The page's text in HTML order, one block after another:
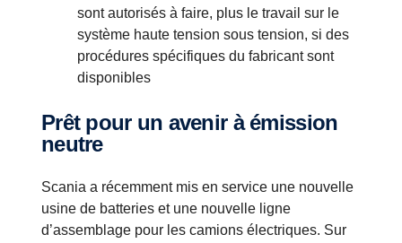
sont autorisés à faire, plus le travail sur le
système haute tension sous tension, si des
procédures spécifiques du fabricant sont
disponibles
Prêt pour un avenir à émission
neutre
Scania a récemment mis en service une nouvelle
usine de batteries et une nouvelle ligne
d’assemblage pour les camions électriques. Sur